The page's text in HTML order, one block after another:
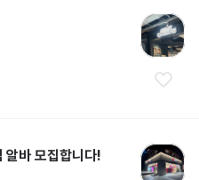
바 모집합니다!